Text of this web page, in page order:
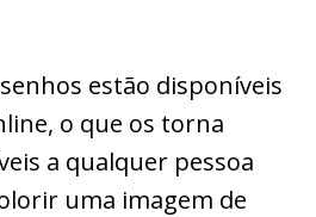
estão disponíveis
o que os torna
a qualquer pessoa
uma imagem de